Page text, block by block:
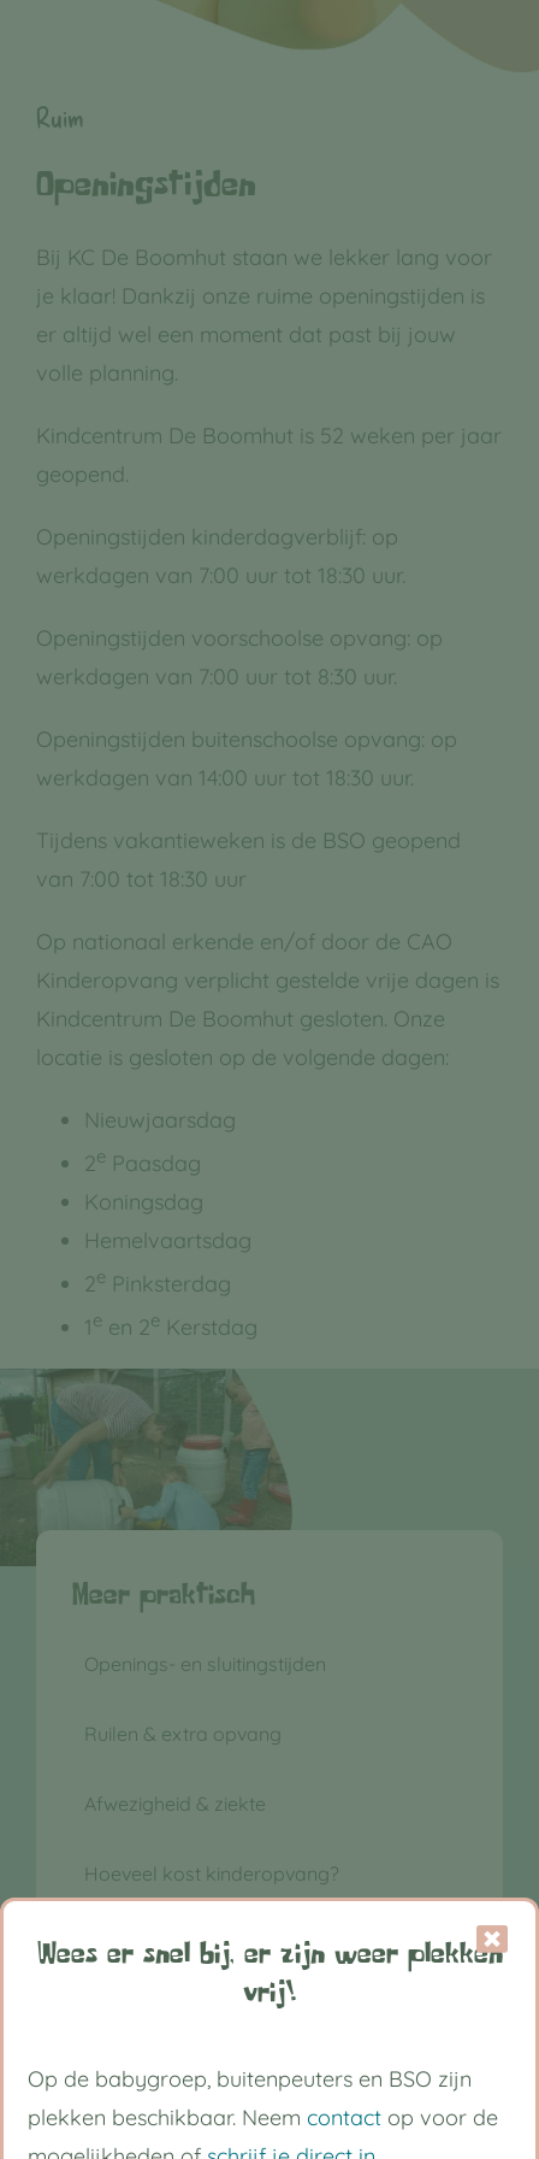
Ruim
Openingstijden
Bij KC De Boomhut staan we lekker lang voor
je klaar! Dankzij onze ruime openingstijden is
er altijd wel een moment dat past bij jouw
volle planning.
Kindcentrum De Boomhut is 52 weken per jaar
geopend.
Openingstijden kinderdagverblijf: op
werkdagen van 7:00 uur tot 18:30 uur.
Openingstijden voorschoolse opvang: op
werkdagen van 7:00 uur tot 8:30 uur.
Openingstijden buitenschoolse opvang: op
werkdagen van 14:00 uur tot 18:30 uur.
Tijdens vakantieweken is de BSO geopend
van 7:00 tot 18:30 uur
Op nationaal erkende en/of door de CAO
Kinderopvang verplicht gestelde vrije dagen is
Kindcentrum De Boomhut gesloten. Onze
locatie is gesloten op de volgende dagen:
Nieuwjaarsdag
2ePaasdag
Koningsdag
Hemelvaartsdag
2ePinksterdag
1een 2eKerstdag
Meer praktisch
Openings- en sluitingstijden
Ruilen & extra opvang
Afwezigheid & ziekte
Hoeveel kost kinderopvang?
Wees er snel bij, er zijn weer plekken
vrij!
Op de babygroep, buitenpeuters en BSO zijn
plekken beschikbaar. Neem contactop voor de